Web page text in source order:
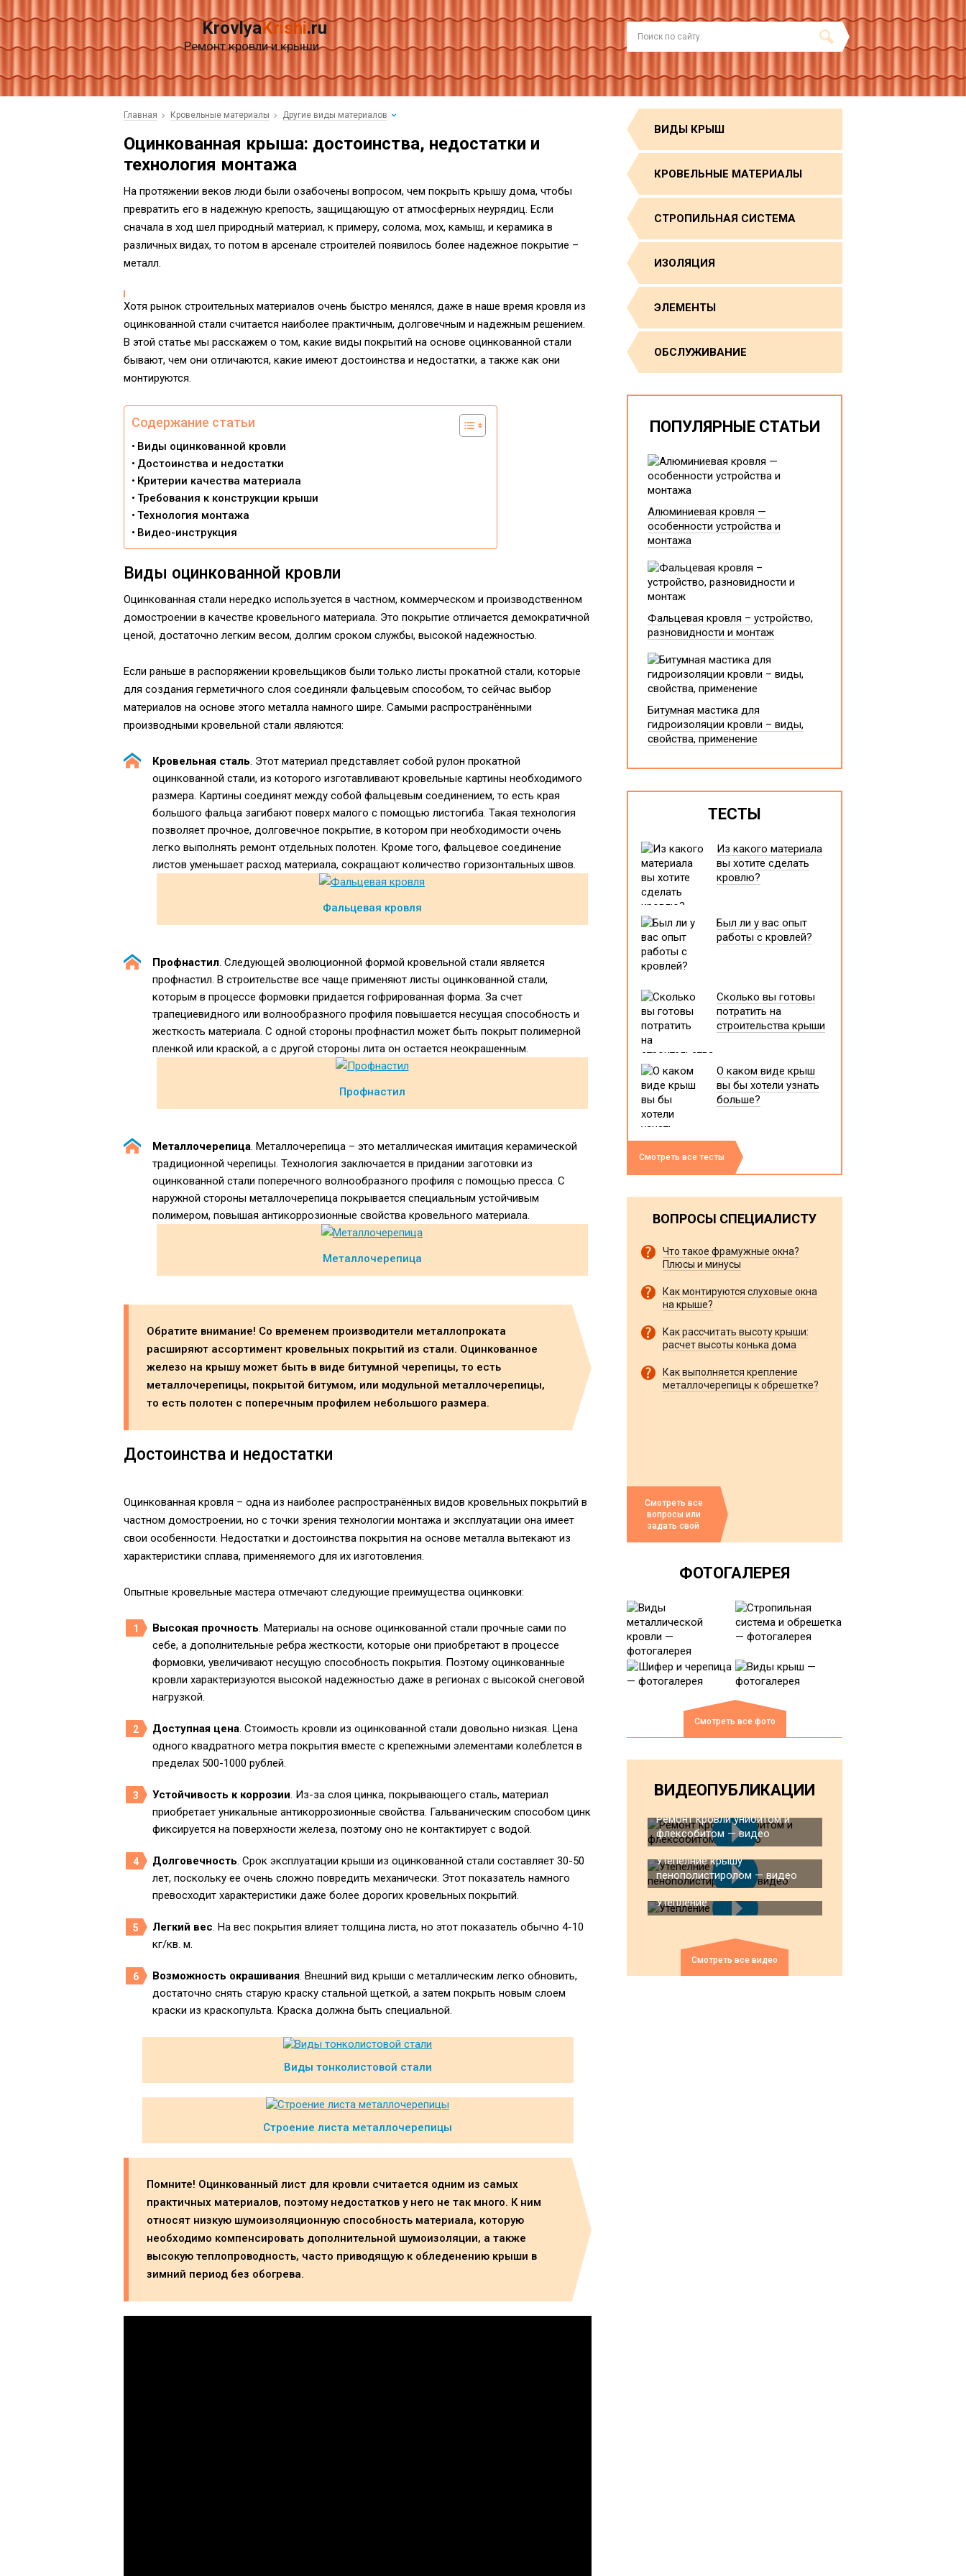
KrovlyaKrishi.ru
Ремонт кровли и крыши
Главная Кровельные материалы Другие виды материалов
Оцинкованная крыша: достоинства, недостатки и
технология монтажа
На протяжении веков люди были озабочены вопросом, чем покрыть крышу дома, чтобы
превратить его в надежную крепость, защищающую от атмосферных неурядиц. Если
сначала в ход шел природный материал, к примеру, солома, мох, камыш, и керамика в
различных видах, то потом в арсенале строителей появилось более надежное покрытие –
металл.
Хотя рынок строительных материалов очень быстро менялся, даже в наше время кровля из
оцинкованной стали считается наиболее практичным, долговечным и надежным решением.
В этой статье мы расскажем о том, какие виды покрытий на основе оцинкованной стали
бывают, чем они отличаются, какие имеют достоинства и недостатки, а также как они
монтируются.
Содержание статьи
Виды оцинкованной кровли
Достоинства и недостатки
Критерии качества материала
Требования к конструкции крыши
Технология монтажа
Видео-инструкция
Виды оцинкованной кровли
Оцинкованная стали нередко используется в частном, коммерческом и производственном
домостроении в качестве кровельного материала. Это покрытие отличается демократичной
ценой, достаточно легким весом, долгим сроком службы, высокой надежностью.
Если раньше в распоряжении кровельщиков были только листы прокатной стали, которые
для создания герметичного слоя соединяли фальцевым способом, то сейчас выбор
материалов на основе этого металла намного шире. Самыми распространёнными
производными кровельной стали являются:
Кровельная сталь. Этот материал представляет собой рулон прокатной
оцинкованной стали, из которого изготавливают кровельные картины необходимого
размера. Картины соединят между собой фальцевым соединением, то есть края
большого фальца загибают поверх малого с помощью листогиба. Такая технология
позволяет прочное, долговечное покрытие, в котором при необходимости очень
легко выполнять ремонт отдельных полотен. Кроме того, фальцевое соединение
листов уменьшает расход материала, сокращают количество горизонтальных швов.
Фальцевая кровля
Профнастил. Следующей эволюционной формой кровельной стали является
профнастил. В строительстве все чаще применяют листы оцинкованной стали,
которым в процессе формовки придается гофрированная форма. За счет
трапециевидного или волнообразного профиля повышается несущая способность и
жесткость материала. С одной стороны профнастил может быть покрыт полимерной
пленкой или краской, а с другой стороны лита он остается неокрашенным.
Профнастил
Металлочерепица. Металлочерепица – это металлическая имитация керамической
традиционной черепицы. Технология заключается в придании заготовки из
оцинкованной стали поперечного волнообразного профиля с помощью пресса. С
наружной стороны металлочерепица покрывается специальным устойчивым
полимером, повышая антикоррозионные свойства кровельного материала.
Металлочерепица
Обратите внимание! Со временем производители металлопроката
расширяют ассортимент кровельных покрытий из стали. Оцинкованное
железо на крышу может быть в виде битумной черепицы, то есть
металлочерепицы, покрытой битумом, или модульной металлочерепицы,
то есть полотен с поперечным профилем небольшого размера.
Достоинства и недостатки
Оцинкованная кровля – одна из наиболее распространённых видов кровельных покрытий в
частном домостроении, но с точки зрения технологии монтажа и эксплуатации она имеет
свои особенности. Недостатки и достоинства покрытия на основе металла вытекают из
характеристики сплава, применяемого для их изготовления.
Опытные кровельные мастера отмечают следующие преимущества оцинковки:
Высокая прочность. Материалы на основе оцинкованной стали прочные сами по
себе, а дополнительные ребра жесткости, которые они приобретают в процессе
формовки, увеличивают несущую способность покрытия. Поэтому оцинкованные
кровли характеризуются высокой надежностью даже в регионах с высокой снеговой
нагрузкой.
Доступная цена. Стоимость кровли из оцинкованной стали довольно низкая. Цена
одного квадратного метра покрытия вместе с крепежными элементами колеблется в
пределах 500-1000 рублей.
Устойчивость к коррозии. Из-за слоя цинка, покрывающего сталь, материал
приобретает уникальные антикоррозионные свойства. Гальваническим способом цинк
фиксируется на поверхности железа, поэтому оно не контактирует с водой.
Долговечность. Срок эксплуатации крыши из оцинкованной стали составляет 30-50
лет, поскольку ее очень сложно повредить механически. Этот показатель намного
превосходит характеристики даже более дорогих кровельных покрытий.
Легкий вес. На вес покрытия влияет толщина листа, но этот показатель обычно 4-10
кг/кв. м.
Возможность окрашивания. Внешний вид крыши с металлическим легко обновить,
достаточно снять старую краску стальной щеткой, а затем покрыть новым слоем
краски из краскопульта. Краска должна быть специальной.
Виды тонколистовой стали
Строение листа металлочерепицы
Помните! Оцинкованный лист для кровли считается одним из самых
практичных материалов, поэтому недостатков у него не так много. К ним
относят низкую шумоизоляционную способность материала, которую
необходимо компенсировать дополнительной шумоизоляции, а также
высокую теплопроводность, часто приводящую к обледенению крыши в
зимний период без обогрева.
ВИДЫ КРЫШ
КРОВЕЛЬНЫЕ МАТЕРИАЛЫ
СТРОПИЛЬНАЯ СИСТЕМА
ИЗОЛЯЦИЯ
ЭЛЕМЕНТЫ
ОБСЛУЖИВАНИЕ
ПОПУЛЯРНЫЕ СТАТЬИ
Алюминиевая кровля —
особенности устройства и
монтажа
Фальцевая кровля – устройство,
разновидности и монтаж
Битумная мастика для
гидроизоляции кровли – виды,
свойства, применение
ТЕСТЫ
Из какого материала
вы хотите сделать
кровлю?
Был ли у вас опыт
работы с кровлей?
Сколько вы готовы
потратить на
строительства крыши
О каком виде крыш
вы бы хотели узнать
больше?
Смотреть все тесты
ВОПРОСЫ СПЕЦИАЛИСТУ
Что такое фрамужные окна?
Плюсы и минусы
Как монтируются слуховые окна
на крыше?
Как рассчитать высоту крыши:
расчет высоты конька дома
Как выполняется крепление
металлочерепицы к обрешетке?
Смотреть все
вопросы или
задать свой
ФОТОГАЛЕРЕЯ
Смотреть все фото
ВИДЕОПУБЛИКАЦИИ
Ремонт кровли унибитом и
флексобитом — видео
Утепелние крышу
пенополистиролом — видео
Утепление
Смотреть все видео